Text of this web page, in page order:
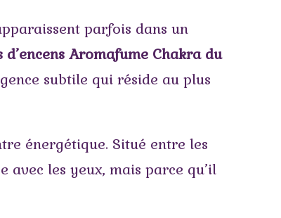
parfois dans un
d’encens Aromafume Chakra du
subtile qui réside au plus
énergétique. Situé entre les
les yeux, mais parce qu’il